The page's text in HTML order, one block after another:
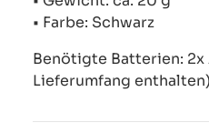
• Farbe: Schwarz
Benötigte Batterien:
Lieferumfang enthalten)